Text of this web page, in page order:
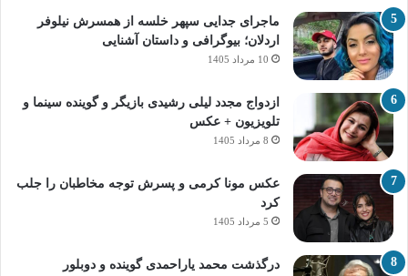
ماجرای جدایی سپهر خلسه از همسرش نیلوفر
اردلان؛ بیوگرافی و داستان آشنایی
10 مرداد 1405
ازدواج مجدد لیلی رشیدی بازیگر و گوینده سینما و
تلویزیون + عکس
8 مرداد 1405
عکس مونا کرمی و پسرش توجه مخاطبان را جلب
کرد
5 مرداد 1405
درگذشت محمد یاراحمدی گوینده و دوبلور